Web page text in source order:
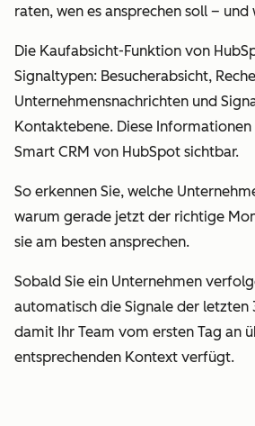
raten, wen es ansprechen soll – und
Die Kaufabsicht-Funktion von
Signaltypen: Besucherabsicht,
Unternehmensnachrichten und
Kontaktebene. Diese
Smart CRM von HubSpot sichtbar.
So erkennen Sie, welche
warum gerade jetzt der richtige
sie am besten ansprechen.
Sobald Sie ein Unternehmen
automatisch die Signale der letzten
damit Ihr Team vom ersten Tag an
entsprechenden Kontext verfügt.